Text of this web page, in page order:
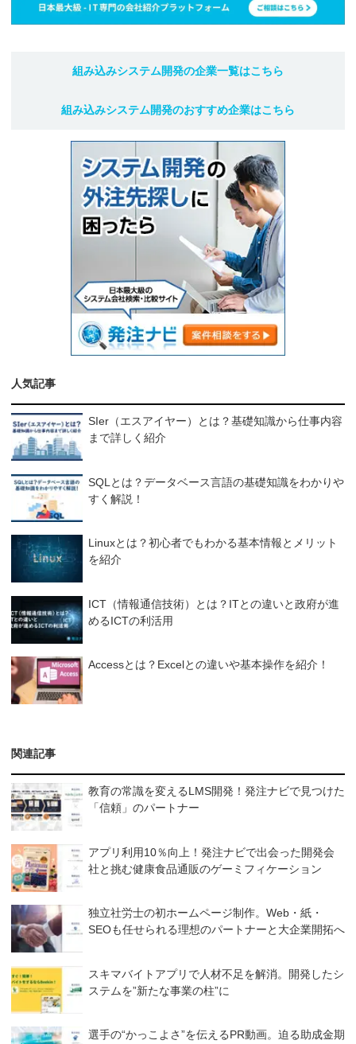
組み込みシステム開発の企業一覧はこちら
組み込みシステム開発のおすすめ企業はこちら
人気記事
SIer（エスアイヤー）とは？基礎知識から仕事内容
まで詳しく紹介
SQLとは？データベース言語の基礎知識をわかりや
すく解説！
Linuxとは？初心者でもわかる基本情報とメリット
を紹介
ICT（情報通信技術）とは？ITとの違いと政府が進
めるICTの利活用
Accessとは？Excelとの違いや基本操作を紹介！
関連記事
教育の常識を変えるLMS開発！発注ナビで見つけた
「信頼」のパートナー
アプリ利用10％向上！発注ナビで出会った開発会
社と挑む健康食品通販のゲーミフィケーション
独立社労士の初ホームページ制作。Web・紙・
SEOも任せられる理想のパートナーと大企業開拓へ
スキマバイトアプリで人材不足を解消。開発したシ
ステムを”新たな事業の柱”に
選手の“かっこよさ”を伝えるPR動画。迫る助成金期